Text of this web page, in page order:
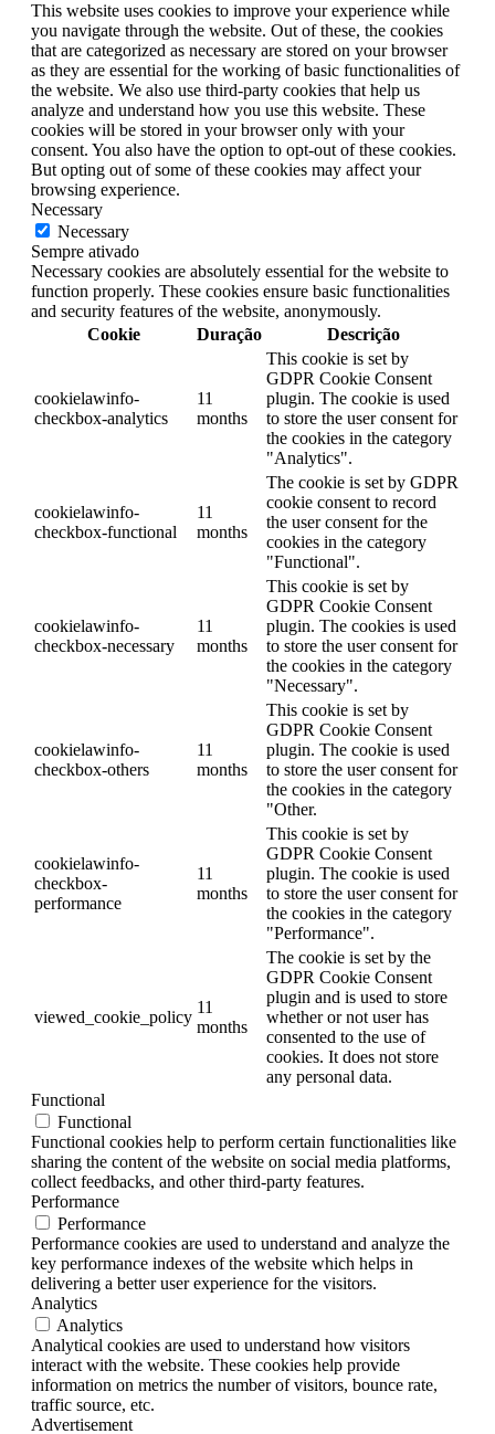
This website uses cookies to improve your experience while
you navigate through the website. Out of these, the cookies
that are categorized as necessary are stored on your browser
as they are essential for the working of basic functionalities of
the website. We also use third-party cookies that help us
analyze and understand how you use this website. These
cookies will be stored in your browser only with your
consent. You also have the option to opt-out of these cookies.
But opting out of some of these cookies may affect your
browsing experience.
Necessary
Necessary
Sempre ativado
Necessary cookies are absolutely essential for the website to
function properly. These cookies ensure basic functionalities
and security features of the website, anonymously.
Cookie
Duração Descrição
cookielawinfo-
checkbox-analytics
11
months
This cookie is set by
GDPR Cookie Consent
plugin. The cookie is used
to store the user consent for
the cookies in the category
"Analytics".
cookielawinfo-
checkbox-functional
11
months
The cookie is set by GDPR
cookie consent to record
the user consent for the
cookies in the category
"Functional".
cookielawinfo-
checkbox-necessary
11
months
This cookie is set by
GDPR Cookie Consent
plugin. The cookies is used
to store the user consent for
the cookies in the category
"Necessary".
cookielawinfo-
checkbox-others
11
months
This cookie is set by
GDPR Cookie Consent
plugin. The cookie is used
to store the user consent for
the cookies in the category
"Other.
cookielawinfo-
checkbox-
performance
11
months
This cookie is set by
GDPR Cookie Consent
plugin. The cookie is used
to store the user consent for
the cookies in the category
"Performance".
viewed_cookie_policy
11
months
The cookie is set by the
GDPR Cookie Consent
plugin and is used to store
whether or not user has
consented to the use of
cookies. It does not store
any personal data.
Functional
Functional
Functional cookies help to perform certain functionalities like
sharing the content of the website on social media platforms,
collect feedbacks, and other third-party features.
Performance
Performance
Performance cookies are used to understand and analyze the
key performance indexes of the website which helps in
delivering a better user experience for the visitors.
Analytics
Analytics
Analytical cookies are used to understand how visitors
interact with the website. These cookies help provide
information on metrics the number of visitors, bounce rate,
traffic source, etc.
Advertisement